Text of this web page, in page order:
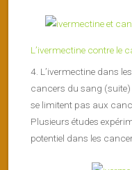
L’ivermectine contre le
4. L’ivermectine dans
cancers du sang (suite)
se limitent pas aux
Plusieurs études
potentiel dans les